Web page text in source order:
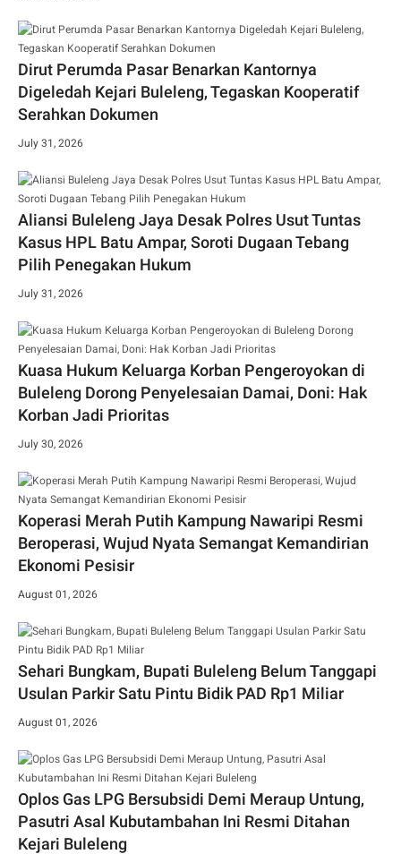
Dirut Perumda Pasar Benarkan Kantornya
Digeledah Kejari Buleleng, Tegaskan Kooperatif
Serahkan Dokumen
July 31, 2026
Aliansi Buleleng Jaya Desak Polres Usut Tuntas
Kasus HPL Batu Ampar, Soroti Dugaan Tebang
Pilih Penegakan Hukum
July 31, 2026
Kuasa Hukum Keluarga Korban Pengeroyokan di
Buleleng Dorong Penyelesaian Damai, Doni: Hak
Korban Jadi Prioritas
July 30, 2026
Koperasi Merah Putih Kampung Nawaripi Resmi
Beroperasi, Wujud Nyata Semangat Kemandirian
Ekonomi Pesisir
August 01, 2026
Sehari Bungkam, Bupati Buleleng Belum Tanggapi
Usulan Parkir Satu Pintu Bidik PAD Rp1 Miliar
August 01, 2026
Oplos Gas LPG Bersubsidi Demi Meraup Untung,
Pasutri Asal Kubutambahan Ini Resmi Ditahan
Kejari Buleleng